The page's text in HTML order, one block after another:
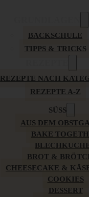
BACKSCHULE
TIPPS & TRICKS
REZEPTE NACH
REZEPTE A-Z
SÜSS
AUS DEM
BAKE
BROT &
CHEESECAKE &
COOKIES
DESSERT